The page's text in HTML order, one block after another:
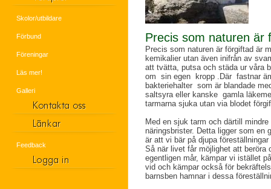
Skolor/utbildare
Förbund
Föreningar
Läs mer!
Galleri
Feedback
Precis som naturen är
Precis som naturen är förgiftad är
kemikalier utan även inifrån av
att tvätta, putsa och städa ur våra
om sin egen kropp .Där fastnar
bakteriehalter som är blandade
saltsyra eller kanske gamla
tarmarna sjuka utan via blodet
Med en sjuk tarm och därtill
näringsbrister. Detta ligger som en
är att vi bär på djupa
Så när livet får möjlighet att
egentligen mår, kämpar vi istället
vid och kämpar också för
barnsben hamnar i dessa